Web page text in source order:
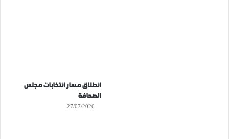
انطلاق مسار انتخابات مجلس
الصحافة
27/07/2026